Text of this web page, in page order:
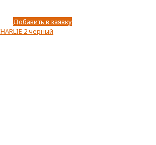
Добавить в заявку